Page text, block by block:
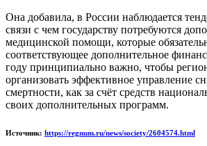
Она добавила, в России наблюдается
связи с чем государству потребуются
медицинской помощи, которые
соответствующее дополнительное
году принципиально важно, чтобы
организовать эффективное управление
смертности, как за счёт средств
своих дополнительных программ.
Источник: https://regnum.ru/news/society/2604574.html